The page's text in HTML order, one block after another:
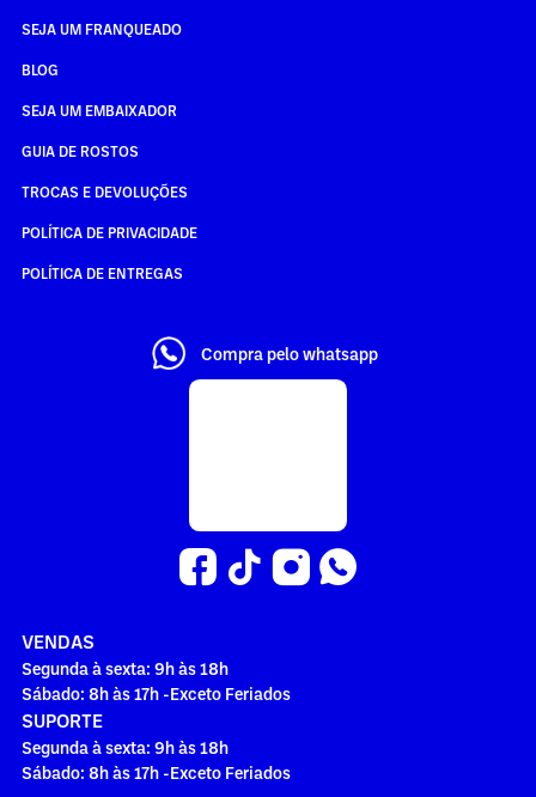
SEJA UM FRANQUEADO
BLOG
SEJA UM EMBAIXADOR
GUIA DE ROSTOS
TROCAS E DEVOLUÇÕES
POLÍTICA DE PRIVACIDADE
POLÍTICA DE ENTREGAS
Compra pelo whatsapp
VENDAS
Segunda à sexta: 9h às 18h
Sábado: 8h às 17h -Exceto Feriados
SUPORTE
Segunda à sexta: 9h às 18h
Sábado: 8h às 17h -Exceto Feriados